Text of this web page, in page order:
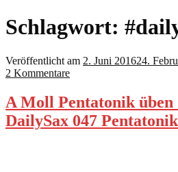
Schlagwort:
Veröffentlicht am 2. Juni 201624.
2 Kommentare
A Moll Pentatonik üben
DailySax 047